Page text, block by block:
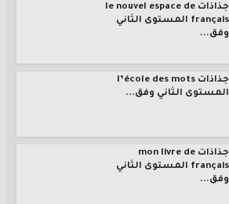
جذاذات le nouvel espace de
français المستوى الثاني
وفق...
جذاذات l’école des mots
المستوى الثاني وفق...
جذاذات mon livre de
français المستوى الثاني
وفق...